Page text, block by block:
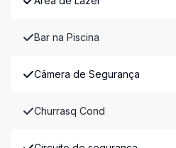
Bar na Piscina
Câmera de Segurança
Churrasq Cond